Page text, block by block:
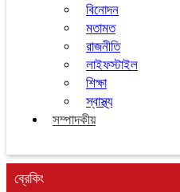
বিনোদন
মতামত
রাজনীতি
লাইফস্টাইল
শিক্ষা
স্বাস্থ্য
সম্পাদকীয়
ব্রেকিং